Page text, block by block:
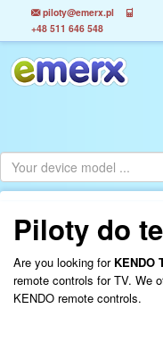
piloty@emerx.pl
+48 511 646 548
Piloty do
Are you looking for KENDO
remote controls for TV. We
KENDO remote controls.